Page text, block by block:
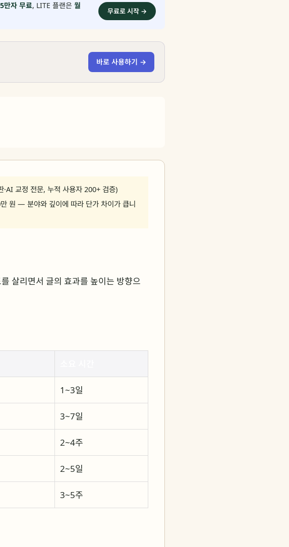
만자 무료, LITE 플랜은 월
무료로 시작 →
바로 사용하기 →
교정 전문, 누적 사용자 200+ 검증)
원 — 분야와 깊이에 따라 단가 차이가 큽니
살리면서 글의 효과를 높이는 방향으
1~3일
3~7일
2~4주
2~5일
3~5주